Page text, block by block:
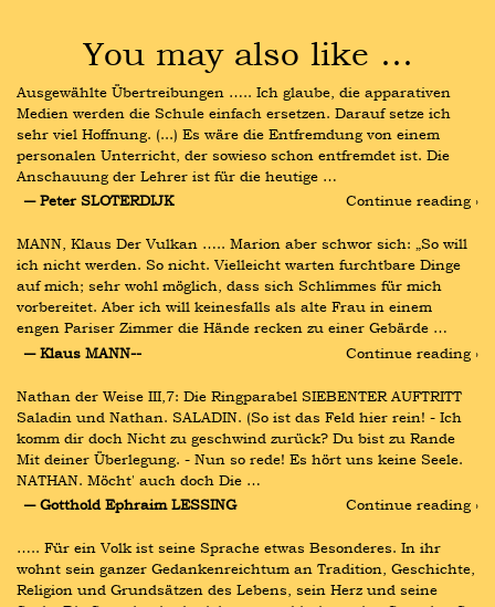
You may also like …
Ausgewählte Übertreibungen ….. Ich glaube, die apparativen
Medien werden die Schule einfach ersetzen. Darauf setze ich
sehr viel Hoffnung. (...) Es wäre die Entfremdung von einem
personalen Unterricht, der sowieso schon entfremdet ist. Die
Anschauung der Lehrer ist für die heutige …
― Peter SLOTERDIJK
Continue reading ›
MANN, Klaus Der Vulkan ….. Marion aber schwor sich: „So will
ich nicht werden. So nicht. Vielleicht warten furchtbare Dinge
auf mich; sehr wohl möglich, dass sich Schlimmes für mich
vorbereitet. Aber ich will keinesfalls als alte Frau in einem
engen Pariser Zimmer die Hände recken zu einer Gebärde …
― Klaus MANN--
Continue reading ›
Nathan der Weise III,7: Die Ringparabel SIEBENTER AUFTRITT
Saladin und Nathan. SALADIN. (So ist das Feld hier rein! - Ich
komm dir doch Nicht zu geschwind zurück? Du bist zu Rande
Mit deiner Überlegung. - Nun so rede! Es hört uns keine Seele.
NATHAN. Möcht' auch doch Die …
― Gotthold Ephraim LESSING
Continue reading ›
….. Für ein Volk ist seine Sprache etwas Besonderes. In ihr
wohnt sein ganzer Gedankenreichtum an Tradition, Geschichte,
Religion und Grundsätzen des Lebens, sein Herz und seine